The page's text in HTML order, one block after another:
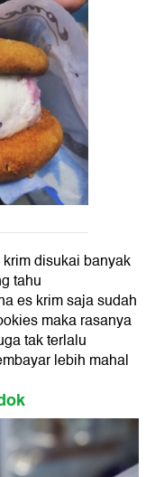
disukai banyak
tahu
es krim saja sudah
maka rasanya
tak terlalu
lebih mahal